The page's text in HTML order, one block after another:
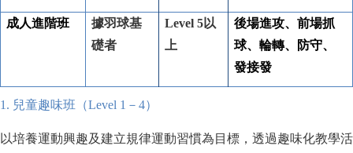
成人進階班
據羽球基
礎者
Level 5以
上
後場進攻、前場抓
球、輪轉、防守、
發接發
1. 兒童趣味班（Level 1－4）
以培養運動興趣及建立規律運動習慣為目標，透過趣味化教學活